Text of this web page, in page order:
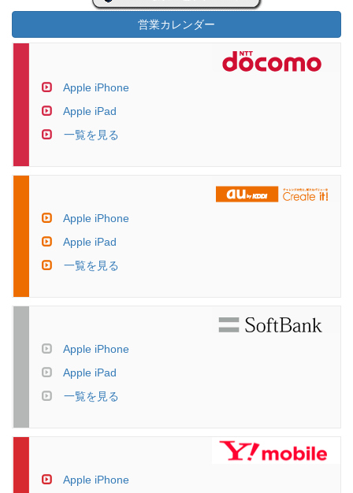
営業カレンダー
Apple iPhone
Apple iPad
一覧を見る
Apple iPhone
Apple iPad
一覧を見る
Apple iPhone
Apple iPad
一覧を見る
Apple iPhone